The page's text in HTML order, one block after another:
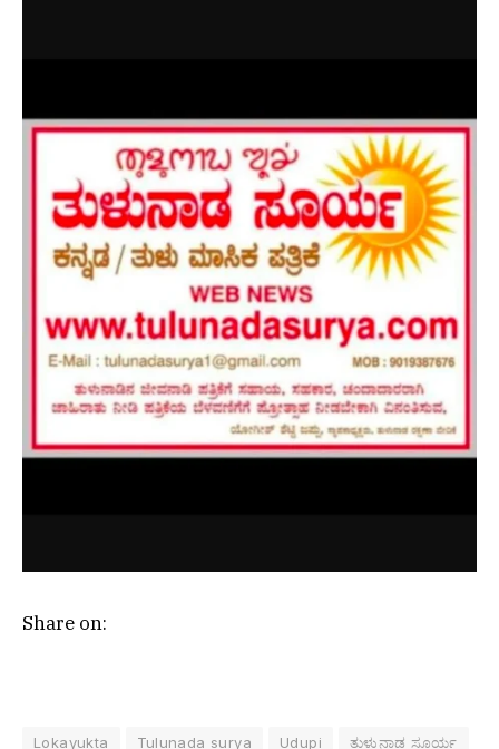
Share on:
Lokayukta Tulunada surya Udupi ತುಳುನಾಡ ಸೂರ್ಯ